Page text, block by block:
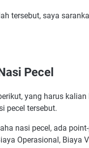
tersebut, saya
Pecel
yang harus
pecel tersebut.
nasi pecel, ada
Operasional, Biaya